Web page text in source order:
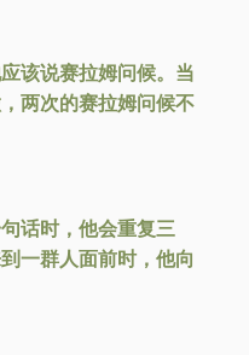
该说赛拉姆问候。当
两次的赛拉姆问候不
话时，他会重复三
一群人面前时，他向